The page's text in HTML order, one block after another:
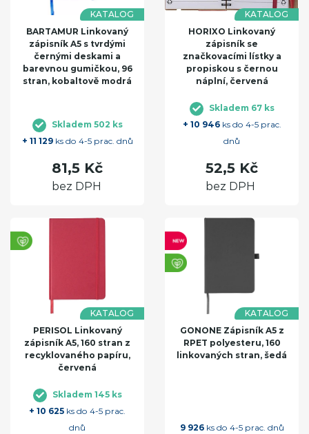
KATALOG
BARTAMUR Linkovaný
zápisník A5 s tvrdými
černými deskami a
barevnou gumičkou, 96
stran, kobaltově modrá
Skladem 502 ks
+ 11 129ks do 4-5 prac. dnů
81,5 Kč
bez DPH
KATALOG
HORIXO Linkovaný
zápisník se
značkovacími lístky a
propiskou s černou
náplní, červená
Skladem 67 ks
+ 10 946ks do 4-5 prac.
dnů
52,5 Kč
bez DPH
KATALOG
PERISOL Linkovaný
zápisník A5, 160 stran z
recyklovaného papíru,
červená
Skladem 145 ks
+ 10 625 ks do 4-5 prac.
dnů
KATALOG
GONONE Zápisník A5 z
RPET polyesteru, 160
linkovaných stran, šedá
9 926ks do 4-5 prac. dnů